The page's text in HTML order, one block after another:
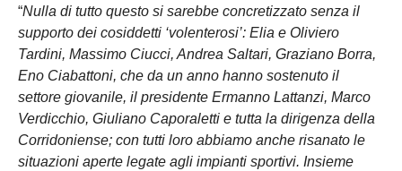
“Nulla di tutto questo si sarebbe concretizzato senza il
supporto dei cosiddetti ‘volenterosi’: Elia e Oliviero
Tardini, Massimo Ciucci, Andrea Saltari, Graziano Borra,
Eno Ciabattoni, che da un anno hanno sostenuto il
settore giovanile, il presidente Ermanno Lattanzi, Marco
Verdicchio, Giuliano Caporaletti e tutta la dirigenza della
Corridoniense; con tutti loro abbiamo anche risanato le
situazioni aperte legate agli impianti sportivi. Insieme